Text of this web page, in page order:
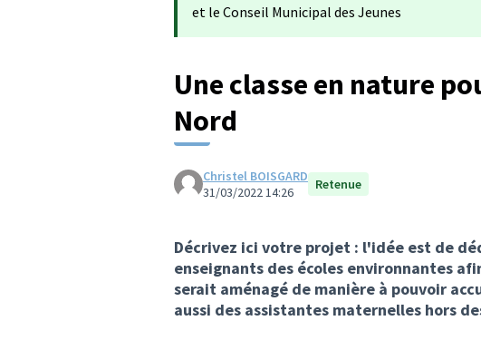
et le Conseil Municipal des Jeunes
Une classe en nature
Nord
Christel BOISGARD
31/03/2022 14:26
Retenue
Décrivez ici votre projet : l'idée est de
enseignants des écoles environnantes
serait aménagé de manière à pouvoir
aussi des assistantes maternelles hors